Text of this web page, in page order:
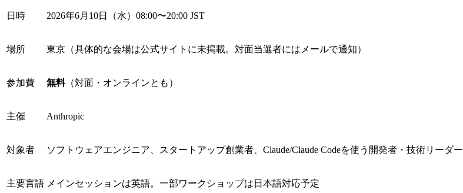
日時 2026年6月10日（水）08:00〜20:00 JST
場所 東京（具体的な会場は公式サイトに未掲載。対面当選者にはメールで通知）
参加費 無料（対面・オンラインとも）
主催 Anthropic
対象者 ソフトウェアエンジニア、スタートアップ創業者、Claude/Claude Codeを使う開発者・技術リーダー
主要言語 メインセッションは英語。一部ワークショップは日本語対応予定